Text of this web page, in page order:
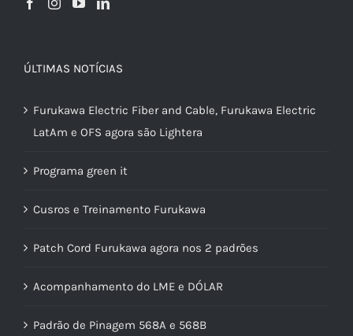
ÚLTIMAS NOTÍCIAS
Furukawa Electric Fiber and Cable, Furukawa Electric
LatAm e OFS agora são Lightera
Programa green it
Cusros e Treinamento Furukawa
Patch Cord Furukawa agora nos 2 padrões
Acompanhamento do LME e DÓLAR
Padrão de Pinagem 568A e 568B